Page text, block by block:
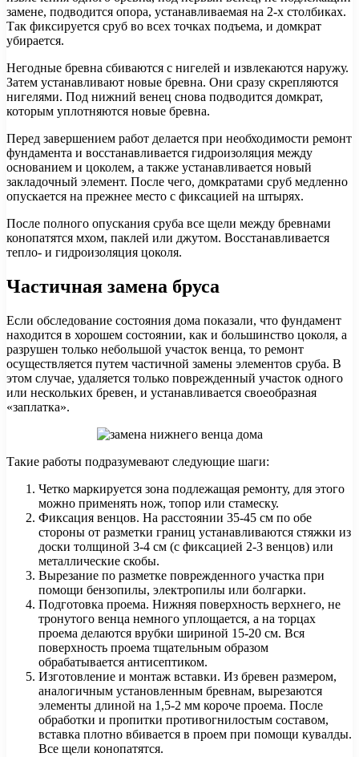
замене, подводится опора, устанавливаемая на 2-х столбиках.
Так фиксируется сруб во всех точках подъема, и домкрат
убирается.
Негодные бревна сбиваются с нигелей и извлекаются наружу.
Затем устанавливают новые бревна. Они сразу скрепляются
нигелями. Под нижний венец снова подводится домкрат,
которым уплотняются новые бревна.
Перед завершением работ делается при необходимости ремонт
фундамента и восстанавливается гидроизоляция между
основанием и цоколем, а также устанавливается новый
закладочный элемент. После чего, домкратами сруб медленно
опускается на прежнее место с фиксацией на штырях.
После полного опускания сруба все щели между бревнами
конопатятся мхом, паклей или джутом. Восстанавливается
тепло- и гидроизоляция цоколя.
Частичная замена бруса
Если обследование состояния дома показали, что фундамент
находится в хорошем состоянии, как и большинство цоколя, а
разрушен только небольшой участок венца, то ремонт
осуществляется путем частичной замены элементов сруба. В
этом случае, удаляется только поврежденный участок одного
или нескольких бревен, и устанавливается своеобразная
«заплатка».
Такие работы подразумевают следующие шаги:
Четко маркируется зона подлежащая ремонту, для этого
можно применять нож, топор или стамеску.
Фиксация венцов. На расстоянии 35-45 см по обе
стороны от разметки границ устанавливаются стяжки из
доски толщиной 3-4 см (с фиксацией 2-3 венцов) или
металлические скобы.
Вырезание по разметке поврежденного участка при
помощи бензопилы, электропилы или болгарки.
Подготовка проема. Нижняя поверхность верхнего, не
тронутого венца немного уплощается, а на торцах
проема делаются врубки шириной 15-20 см. Вся
поверхность проема тщательным образом
обрабатывается антисептиком.
Изготовление и монтаж вставки. Из бревен размером,
аналогичным установленным бревнам, вырезаются
элементы длиной на 1,5-2 мм короче проема. После
обработки и пропитки противогнилостым составом,
вставка плотно вбивается в проем при помощи кувалды.
Все щели конопатятся.